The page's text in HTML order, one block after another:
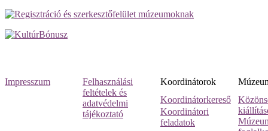
Impresszum
Felhasználási
feltételek és
adatvédelmi
tájékoztató
Koordinátorok
Koordinátorkereső
Koordinátori
feladatok